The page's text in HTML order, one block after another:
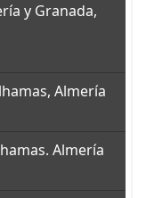
y Granada,
Almería
Almería